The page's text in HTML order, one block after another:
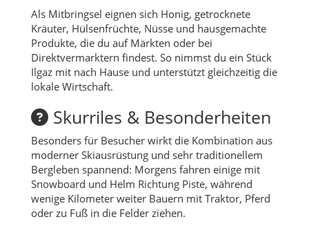
Als Mitbringsel eignen sich Honig, getrocknete
Kräuter, Hülsenfrüchte, Nüsse und hausgemachte
Produkte, die du auf Märkten oder bei
Direktvermarktern findest. So nimmst du ein Stück
Ilgaz mit nach Hause und unterstützt gleichzeitig die
lokale Wirtschaft.
Skurriles & Besonderheiten
Besonders für Besucher wirkt die Kombination aus
moderner Skiausrüstung und sehr traditionellem
Bergleben spannend: Morgens fahren einige mit
Snowboard und Helm Richtung Piste, während
wenige Kilometer weiter Bauern mit Traktor, Pferd
oder zu Fuß in die Felder ziehen.